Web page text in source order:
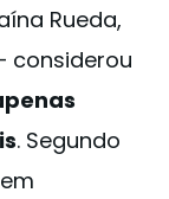
Rueda,
considerou
. Segundo